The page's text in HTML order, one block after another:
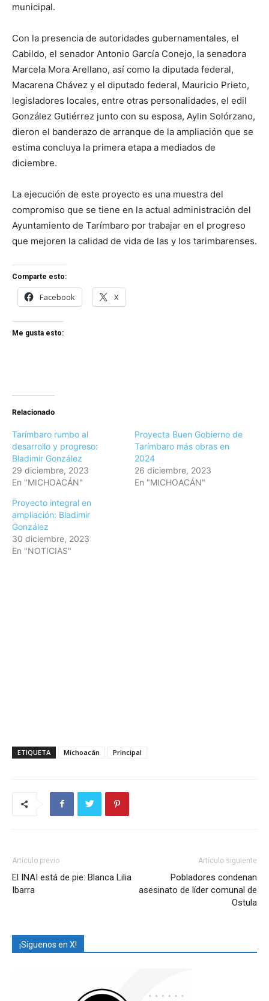
municipal.
Con la presencia de autoridades gubernamentales, el
Cabildo, el senador Antonio García Conejo, la senadora
Marcela Mora Arellano, así como la diputada federal,
Macarena Chávez y el diputado federal, Mauricio Prieto,
legisladores locales, entre otras personalidades, el edil
González Gutiérrez junto con su esposa, Aylin Solórzano,
dieron el banderazo de arranque de la ampliación que se
estima concluya la primera etapa a mediados de
diciembre.
La ejecución de este proyecto es una muestra del
compromiso que se tiene en la actual administración del
Ayuntamiento de Tarímbaro por trabajar en el progreso
que mejoren la calidad de vida de las y los tarimbarenses.
Comparte esto:
Facebook X
Me gusta esto:
Relacionado
Tarímbaro rumbo al
desarrollo y progreso:
Bladimir González
29 diciembre, 2023
En "MICHOACÁN"
Proyecta Buen Gobierno de
Tarímbaro más obras en
2024
26 diciembre, 2023
En "MICHOACÁN"
Proyecto integral en
ampliación: Bladimir
González
30 diciembre, 2023
En "NOTICIAS"
ETIQUETA Michoacán Principal
Artículo previo
El INAI está de pie: Blanca Lilia
Ibarra
Artículo siguiente
Pobladores condenan
asesinato de líder comunal de
Ostula
¡Síguenos en X!